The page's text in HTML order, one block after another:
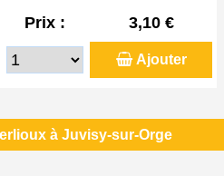
Prix : 3,10 €
Ajouter
à Juvisy-sur-Orge